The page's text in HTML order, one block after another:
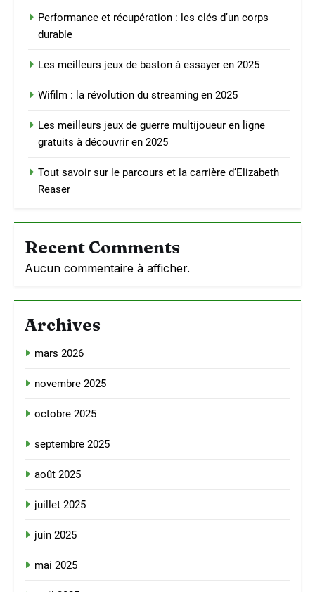
Performance et récupération : les clés d’un corps
durable
Les meilleurs jeux de baston à essayer en 2025
Wifilm : la révolution du streaming en 2025
Les meilleurs jeux de guerre multijoueur en ligne
gratuits à découvrir en 2025
Tout savoir sur le parcours et la carrière d’Elizabeth
Reaser
Recent Comments
Aucun commentaire à afficher.
Archives
mars 2026
novembre 2025
octobre 2025
septembre 2025
août 2025
juillet 2025
juin 2025
mai 2025